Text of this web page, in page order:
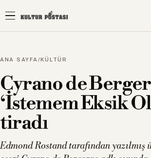
ANA SAYFA /KÜLTÜR
Cyrano de
‘İstemem Eksik
tiradı
Edmond Rostand tarafından yazılmış